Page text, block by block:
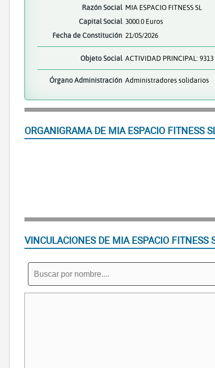
Razón Social MIA ESPACIO FITNESS SL
Capital Social 3000.0 Euros
Fecha de Constitución 21/05/2026
Objeto Social ACTIVIDAD PRINCIPAL:
Órgano Administración Administradores solidarios
ORGANIGRAMA DE MIA ESPACIO FITNESS
VINCULACIONES DE MIA ESPACIO FITNESS